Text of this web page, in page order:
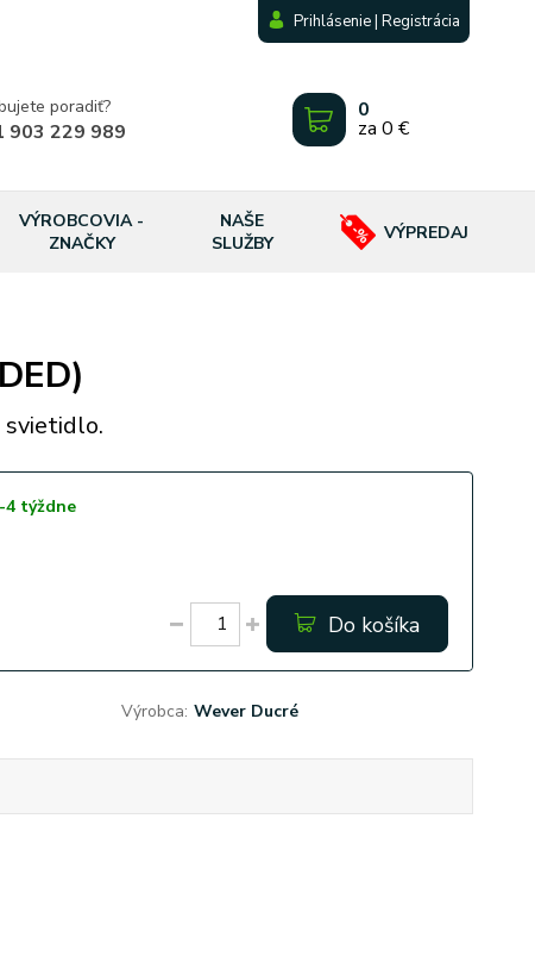
Prihlásenie | Registrácia
poradiť?
903 229 989
0
za 0 €
VÝROBCOVIA -
ZNAČKY
NAŠE
SLUŽBY
VÝPREDAJ
svietidlo.
4 týždne
Do košíka
Výrobca: Wever Ducré